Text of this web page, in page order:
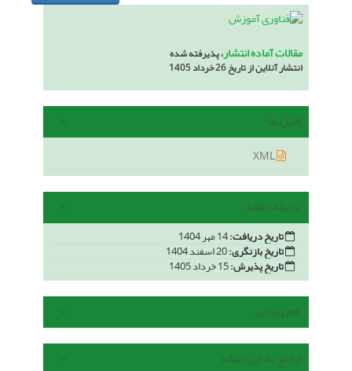
مقالات آماده انتشار، پذیرفته شده
انتشار آنلاین از تاریخ 26 خرداد 1405
فایل ها
سابقه مقاله
تاریخ دریافت:14 مهر 1404
تاریخ بازنگری:
تاریخ پذیرش:
هم رسانی
ارجاع به این مقاله